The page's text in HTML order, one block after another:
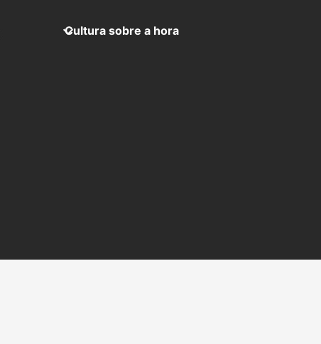
Cultura sobre a hora